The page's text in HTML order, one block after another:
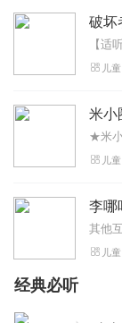
儿童
米小
儿童
儿童
经典必听